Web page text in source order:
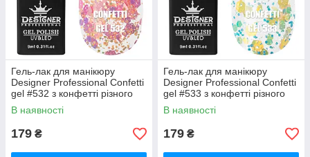
Гель-лак для манікюру
Designer Professional Confetti
gel #532 з конфетті різного
розміру, 9 мл
В наявності
179 ₴
Гель-лак для манікюру
Designer Professional Confetti
gel #533 з конфетті різного
розміру, 9 мл
В наявності
179 ₴